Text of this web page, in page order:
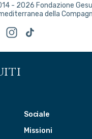
- 2026 Fondazione
della
Instagram
TikTok
Sociale
Missioni